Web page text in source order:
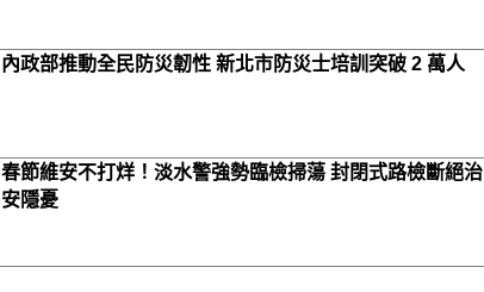
內政部推動全民防災韌性 新北市防災士培訓突破 2 萬人
春節維安不打烊！淡水警強勢臨檢掃蕩 封閉式路檢斷絕治
安隱憂